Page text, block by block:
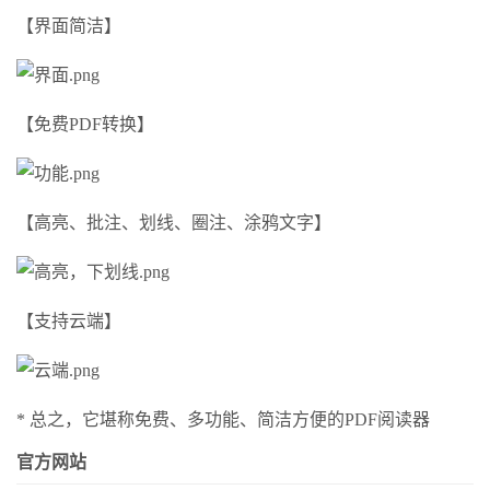
【界面简洁】
【免费PDF转换】
【高亮、批注、划线、圈注、涂鸦文字】
【支持云端】
* 总之，它堪称免费、多功能、简洁方便的PDF阅读器
官方网站